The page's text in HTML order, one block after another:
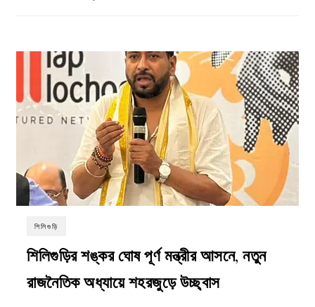
শিলিগুড়ি
শিলিগুড়ির শঙ্কর ঘোষ পূর্ণ মন্ত্রীর আসনে, নতুন
রাজনৈতিক অধ্যায়ে শহরজুড়ে উচ্ছ্বাস